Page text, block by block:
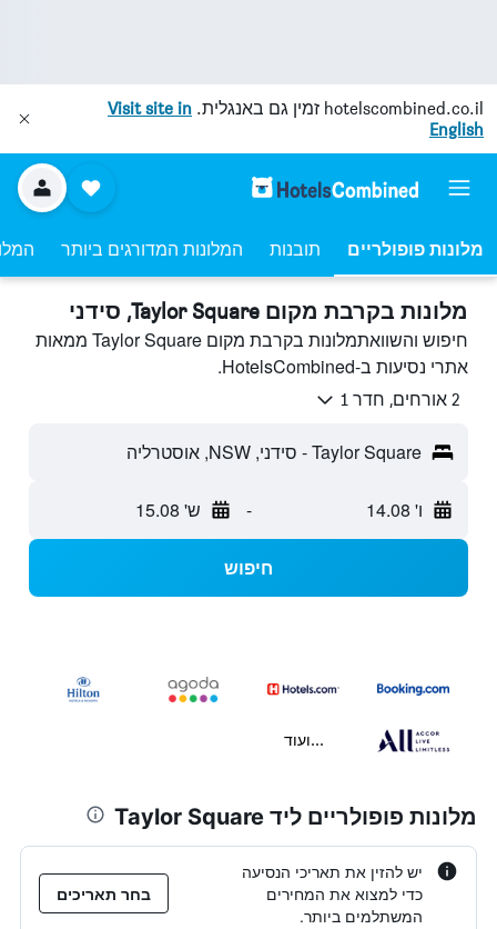
hotelscombined.co.il זמין גם באנגלית. Visit site in
English
מלונות פופולריים תובנות המלונות המדורגים ביותר
מלונות בקרבת מקום Taylor Square, סידני
חיפוש והשוואתמלונות בקרבת מקום Taylor Square ממאות
אתרי נסיעות ב-HotelsCombined.
2 אורחים, חדר 1
Taylor Square - סידני, NSW, אוסטרליה
ו' 14.08 - ש' 15.08
חיפוש
...ועוד
מלונות פופולריים ליד Taylor Square
יש להזין את תאריכי הנסיעה
כדי למצוא את המחירים
המשתלמים ביותר.
בחר תאריכים